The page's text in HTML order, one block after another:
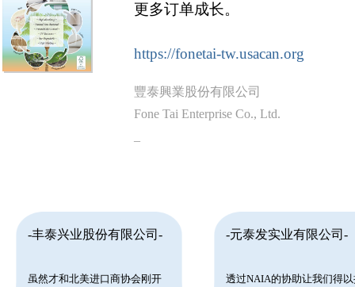
更多订单成长。
https://fonetai-tw.usacan.org
豐泰興業股份有限公司
Fone Tai Enterprise Co., Ltd.
-丰泰兴业股份有限公司-
虽然才和北美进口商协会刚开
-元泰发实业有限公司-
透过NAIA的协助让我们得